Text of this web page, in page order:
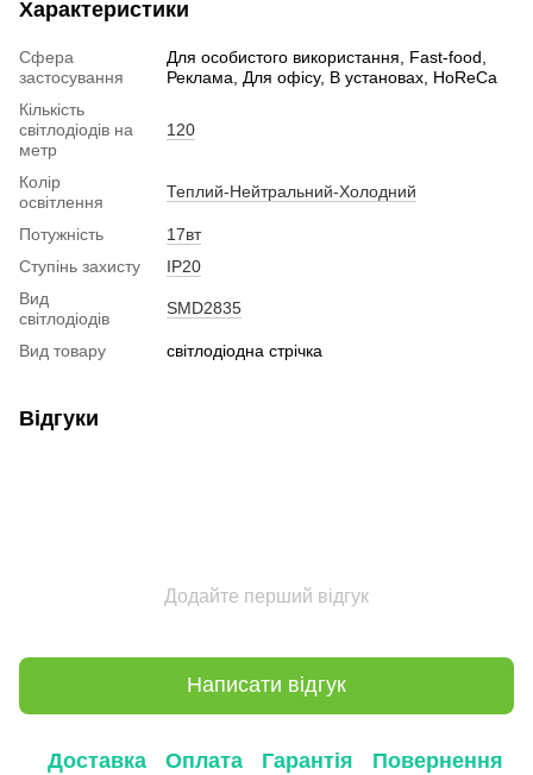
Характеристики
Сфера
застосування
Для особистого використання, Fast-food,
Реклама, Для офісу, В установах, HoReCa
Кількість
світлодіодів на
метр
120
Колір
освітлення
Теплий-Нейтральний-Холодний
Потужність
17вт
Ступінь захисту
IP20
Вид
світлодіодів
SMD2835
Вид товару світлодіодна стрічка
Відгуки
Додайте перший відгук
Написати відгук
Доставка Оплата Гарантія Повернення